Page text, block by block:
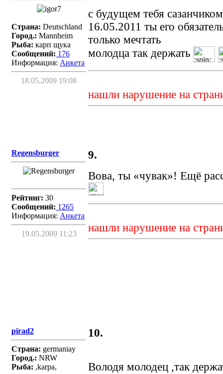
Страна: Deutschland
Город.: Mannheim
Рыба: карп щука
Сообщений: 176
Информация: Aнкета
18.05.2009 19:08
с будущем тебя
16.05.2011 ты его
только мечтать
молодца так держать
нашли нарушение на
Regensburger
Рейтинг: 30
Сообщений: 1265
Информация: Aнкета
19.05.2009 11:23
9.
Вова, ты «чувак»! Ещё
нашли нарушение на
pirad2
Страна: germaniay
Город.: NRW
Рыба: ,karpa,
10.
Володя молодец ,так